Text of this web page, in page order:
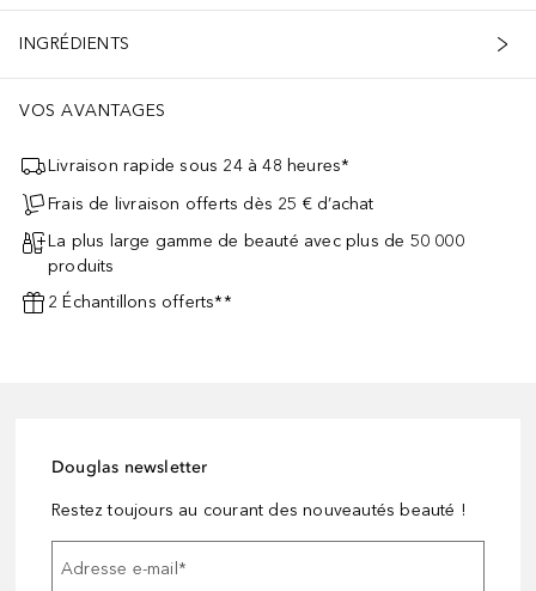
INGRÉDIENTS
VOS AVANTAGES
Livraison rapide sous 24 à 48 heures*
Frais de livraison offerts dès 25 € d’achat
La plus large gamme de beauté avec plus de 50 000
produits
2 Échantillons offerts**
Douglas newsletter
Restez toujours au courant des nouveautés beauté !
Adresse e-mail*